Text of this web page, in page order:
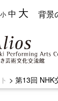
小 中 大 背景
> 第13回 NHK